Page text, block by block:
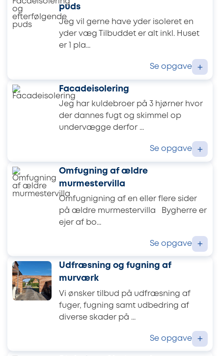
puds
Jeg vil gerne have yder isoleret en
yder væg Tilbuddet er alt inkl. Huset
er 1 pla...
Se opgave +
Facadeisolering
Jeg har kuldebroer på 3 hjørner hvor
der dannes fugt og skimmel op
undervægge derfor ...
Se opgave +
Omfugning af ældre
murmestervilla
Omfugnigning af en eller flere sider
på ældre murmestervilla Bygherre er
ejer af bo...
Se opgave +
Udfræsning og fugning af
murværk
Vi ønsker tilbud på udfræsning af
fuger, fugning samt udbedring af
diverse skader på ...
Se opgave +